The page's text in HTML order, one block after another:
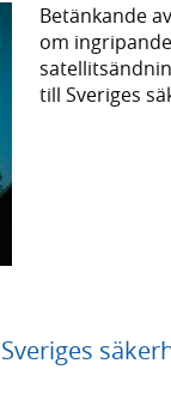
Betänkande
om
till Sveriges